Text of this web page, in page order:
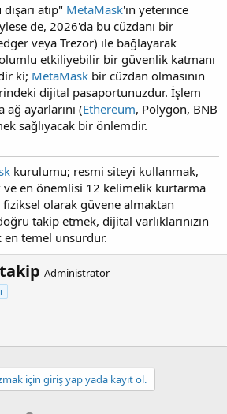
atıp" MetaMask'in yeterince
de, 2026'da bu cüzdanı bir
veya Trezor) ile bağlayarak
etkiliyebilir bir güvenlik katmanı
ki; MetaMask bir cüzdan olmasının
dijital pasaportunuzdur. İşlem
ağ ayarlarını (Ethereum, Polygon, BNB
sağlıyacak bir önlemdir.
kurulumu; resmi siteyi kullanmak,
en önemlisi 12 kelimelik kurtarma
fiziksel olarak güvene almaktan
takip etmek, dijital varlıklarınızın
en temel unsurdur.
Administrator
için giriş yap yada kayıt ol.